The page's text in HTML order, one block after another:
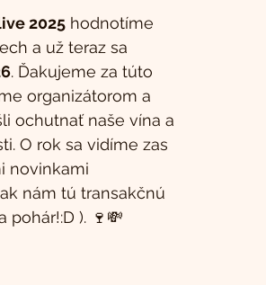
2025 hodnotíme
a už teraz sa
. Ďakujeme za túto
organizátorom a
ochutnať naše vína a
O rok sa vidíme zas
novinkami
nám tú transakčnú
pohár!:D ). 🍷💸